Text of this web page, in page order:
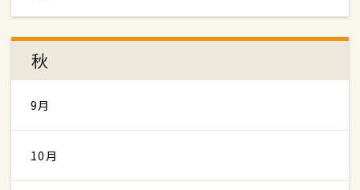
秋
9月
10月